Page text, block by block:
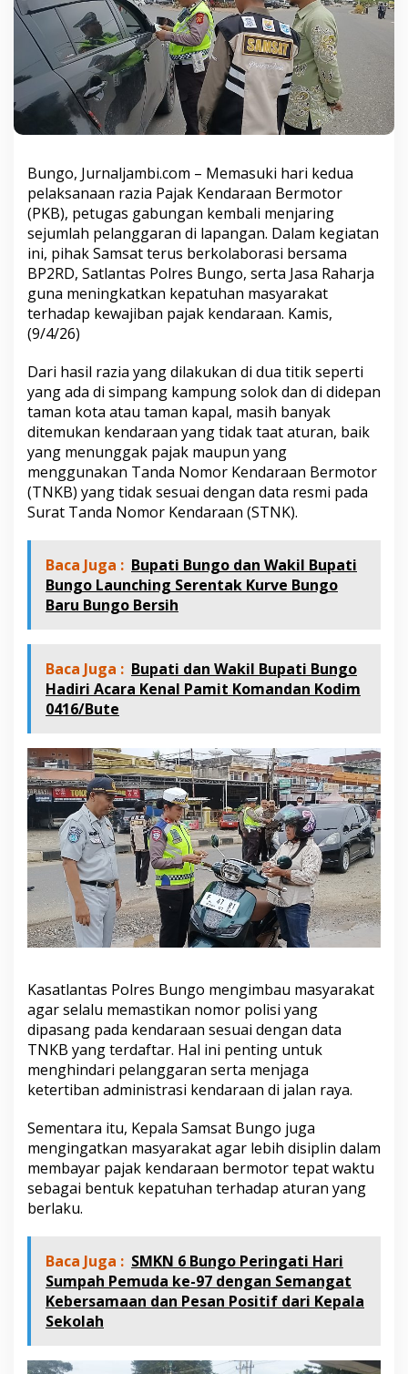
K
B
,
B
a
n
y
a
k
e
n
d
a
r
a
a
n
G
u
k
a
n
T
N
K
B
T
i
d
S
e
s
u
Bungo, Jurnaljambi.com – Memasuki hari kedua
pelaksanaan razia Pajak Kendaraan Bermotor
(PKB), petugas gabungan kembali menjaring
sejumlah pelanggaran di lapangan. Dalam kegiatan
ini, pihak Samsat terus berkolaborasi bersama
BP2RD, Satlantas Polres Bungo, serta Jasa Raharja
guna meningkatkan kepatuhan masyarakat
terhadap kewajiban pajak kendaraan. Kamis,
(9/4/26)
Dari hasil razia yang dilakukan di dua titik seperti
yang ada di simpang kampung solok dan di didepan
taman kota atau taman kapal, masih banyak
ditemukan kendaraan yang tidak taat aturan, baik
yang menunggak pajak maupun yang
menggunakan Tanda Nomor Kendaraan Bermotor
(TNKB) yang tidak sesuai dengan data resmi pada
Surat Tanda Nomor Kendaraan (STNK).
Baca Juga : Bupati Bungo dan Wakil Bupati
Bungo Launching Serentak Kurve Bungo
Baru Bungo Bersih
Baca Juga : Bupati dan Wakil Bupati Bungo
Hadiri Acara Kenal Pamit Komandan Kodim
0416/Bute
Kasatlantas Polres Bungo mengimbau masyarakat
agar selalu memastikan nomor polisi yang
dipasang pada kendaraan sesuai dengan data
TNKB yang terdaftar. Hal ini penting untuk
menghindari pelanggaran serta menjaga
ketertiban administrasi kendaraan di jalan raya.
Sementara itu, Kepala Samsat Bungo juga
mengingatkan masyarakat agar lebih disiplin dalam
membayar pajak kendaraan bermotor tepat waktu
sebagai bentuk kepatuhan terhadap aturan yang
berlaku.
Baca Juga : SMKN 6 Bungo Peringati Hari
Sumpah Pemuda ke-97 dengan Semangat
Kebersamaan dan Pesan Positif dari Kepala
Sekolah